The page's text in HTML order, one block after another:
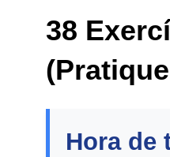
38
Hora de